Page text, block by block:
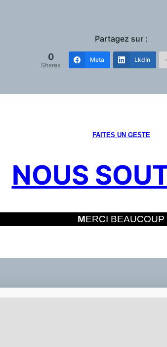
Partagez sur :
0
Shares
Meta LkdIn
FAITES UN GESTE
NOUS
MERCI BEAUCOUP